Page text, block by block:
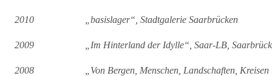
2010 „basislager“, Stadtgalerie Saarbrücken
2009 „Im Hinterland der Idylle“, Saar-LB,
2008 „Von Bergen, Menschen, Landschaften,